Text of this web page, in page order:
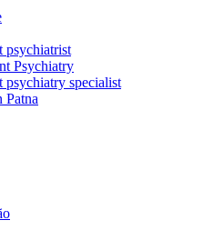
psychiatrist
Psychiatry
psychiatry specialist
Patna